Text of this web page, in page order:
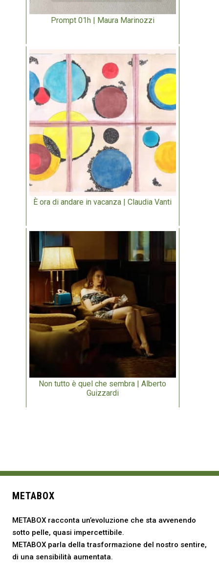
Prompt 01h | Maura Marinozzi
È ora di andare in vacanza | Claudia Vanti
Non tutto è quel che sembra | Alberto
Guizzardi
METABOX
METABOX racconta un’evoluzione che sta avvenendo
sotto pelle, quasi impercettibile.
METABOX parla della trasformazione del nostro sentire,
di una sensibilità aumentata.